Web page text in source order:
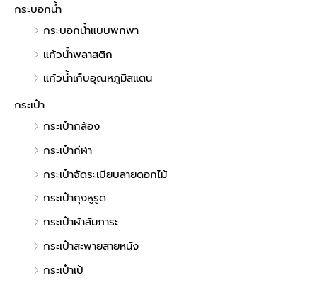
กระบอกน้ำ
กระบอกน้ำแบบพกพา
แก้วน้ำพลาสติก
แก้วน้ำเก็บอุณหภูมิสแตน
กระเป๋า
กระเป๋ากล้อง
กระเป๋ากีฬา
กระเป๋าจัดระเบียบลายดอกไม้
กระเป๋าถุงหูรูด
กระเป๋าผ้าสัมภาระ
กระเป๋าสะพายสายหนัง
กระเป๋าเป้